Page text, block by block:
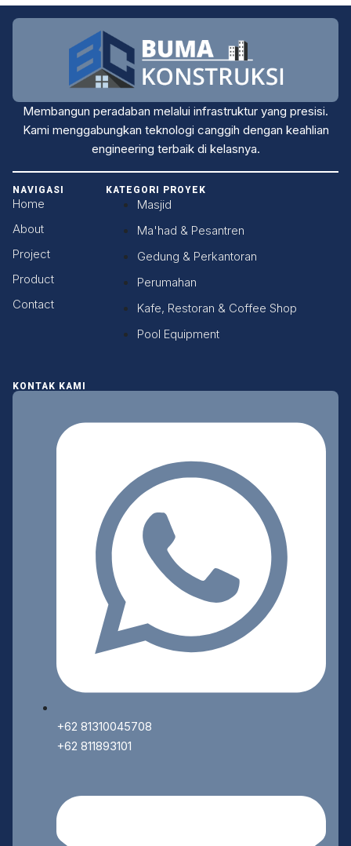
Membangun peradaban melalui infrastruktur yang presisi.
Kami menggabungkan teknologi canggih dengan keahlian
engineering terbaik di kelasnya.
NAVIGASI
Home
About
Project
Product
Contact
KATEGORI PROYEK
Masjid
Ma'had & Pesantren
Gedung & Perkantoran
Perumahan
Kafe, Restoran & Coffee Shop
Pool Equipment
KONTAK KAMI
+62 81310045708
+62 811893101